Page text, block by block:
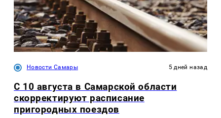
Новости Самары 5 дней назад
С 10 августа в Самарской области
скорректируют расписание
пригородных поездов